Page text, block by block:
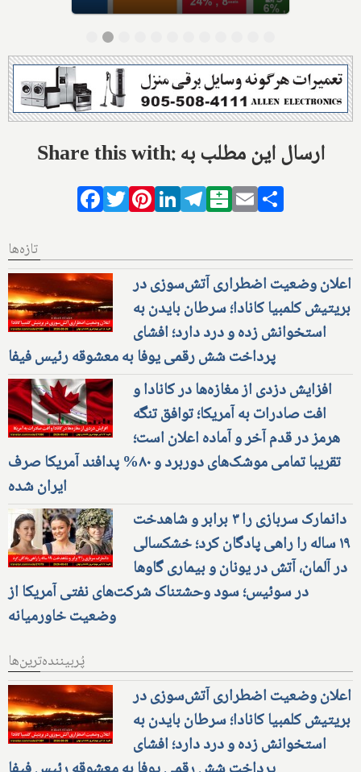
Share this with: ارسال این مطلب به
Facebook
TwitterPinterestLinkedIn
Telegram
Balatarin
Email
تازه‌ها
اعلان وضعیت اضطراری آتش‌سوزی در
بریتیش کلمبیا کانادا؛ سرطان بایدن به
استخوانش زده و درد دارد؛ افشای
پرداخت شش رقمی یوفا به معشوقه رئیس فیفا
افزایش دزدی از مغازه‌ها در کانادا و
افت صادرات به آمریکا؛ توافق تنگه
هرمز در قدم آخر و آماده اعلان است؛
تقریبا تمامی موشک‌های دوربرد و ۸۰% پدافند آمریکا صرف
ایران شده
دانمارک سربازی را ۳ برابر و شاهدخت
۱۹ ساله را راهی پادگان کرد؛ خشکسالی
در آلمان، آتش در یونان و بیماری گاوها
در سوئیس؛ سود وحشتناک شرکت‌های نفتی آمریکا از
وضعیت خاورمیانه
پُربیننده‌ترین‌ها
اعلان وضعیت اضطراری آتش‌سوزی در
بریتیش کلمبیا کانادا؛ سرطان بایدن به
استخوانش زده و درد دارد؛ افشای